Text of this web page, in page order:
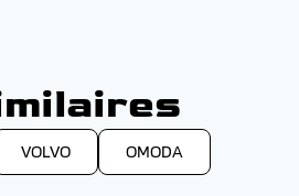
VOLVO OMODA